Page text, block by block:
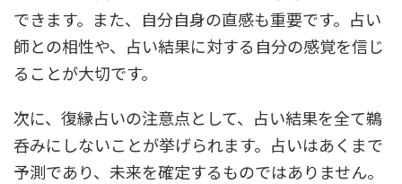
できます。また、自分自身の直感も重要です。占い
師との相性や、占い結果に対する自分の感覚を信じ
ることが大切です。
次に、復縁占いの注意点として、占い結果を全て鵜
呑みにしないことが挙げられます。占いはあくまで
予測であり、未来を確定するものではありません。